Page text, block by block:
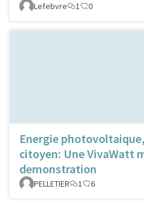
Lefebvre
1 0
Energie
citoyen: Une VivaWatt
demonstration
PELLETIER 1 6